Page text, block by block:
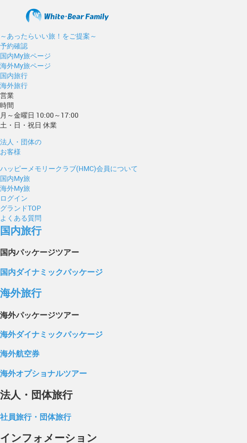
～あったらいい旅！をご提案～
予約確認
国内My旅ページ
海外My旅ページ
国内旅行
海外旅行
営業
時間
月～金曜日 10:00～17:00
土・日・祝日 休業
法人・団体の
お客様
ハッピーメモリークラブ(HMC)会員について
国内My旅
海外My旅
ログイン
グランドTOP
よくある質問
国内旅行
国内パッケージツアー
国内ダイナミックパッケージ
海外旅行
海外パッケージツアー
海外ダイナミックパッケージ
海外航空券
海外オプショナルツアー
法人・団体旅行
社員旅行・団体旅行
インフォメーション